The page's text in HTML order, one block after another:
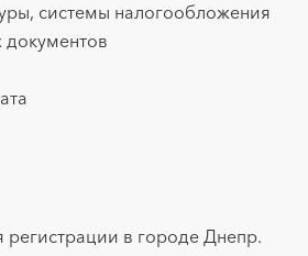
системы налогообложения
документов
в городе Днепр.